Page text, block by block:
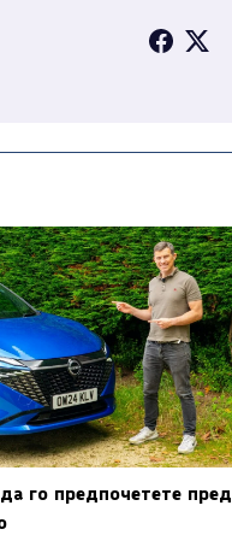
го предпочетете пред